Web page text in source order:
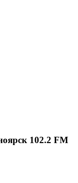
102.2 FM